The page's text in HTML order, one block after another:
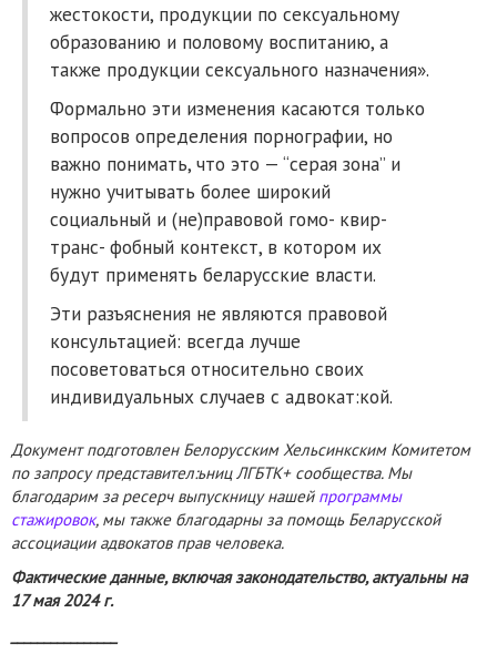
жестокости, продукции по сексуальному
образованию и половому воспитанию, а
также продукции сексуального назначения».
Формально эти изменения касаются только
вопросов определения порнографии, но
важно понимать, что это — “серая зона” и
нужно учитывать более широкий
социальный и (не)правовой гомо- квир-
транс- фобный контекст, в котором их
будут применять беларусские власти.
Эти разъяснения не являются правовой
консультацией: всегда лучше
посоветоваться относительно своих
индивидуальных случаев с адвокат:кой.
Документ подготовлен Белорусским Хельсинкским Комитетом
по запросу представител:ьниц ЛГБТК+ сообщества. Мы
благодарим за ресерч выпускницу нашей программы
стажировок, мы также благодарны за помощь Беларусской
ассоциации адвокатов прав человека.
Фактические данные, включая законодательство, актуальны на
17 мая 2024 г.